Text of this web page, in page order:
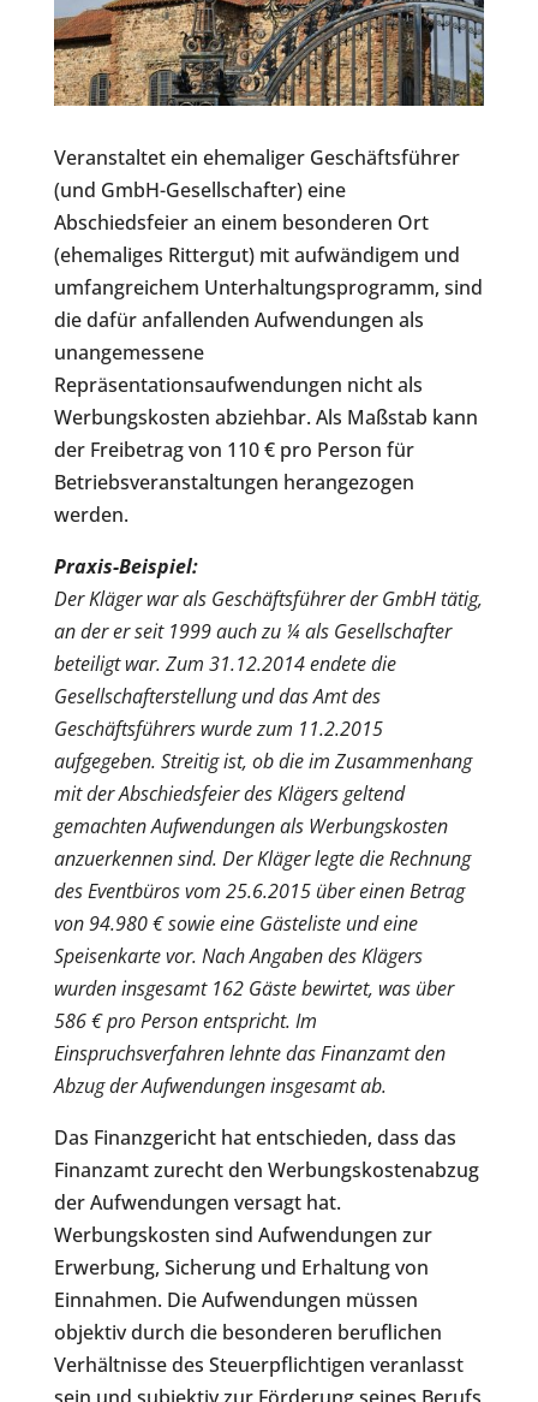
Veranstaltet ein ehemaliger Geschäftsführer
(und GmbH-Gesellschafter) eine
Abschiedsfeier an einem besonderen Ort
(ehemaliges Rittergut) mit aufwändigem und
umfangreichem Unterhaltungsprogramm, sind
die dafür anfallenden Aufwendungen als
unangemessene
Repräsentationsaufwendungen nicht als
Werbungskosten abziehbar. Als Maßstab kann
der Freibetrag von 110 € pro Person für
Betriebsveranstaltungen herangezogen
werden.
Praxis-Beispiel:
Der Kläger war als Geschäftsführer der GmbH tätig,
an der er seit 1999 auch zu ¼ als Gesellschafter
beteiligt war. Zum 31.12.2014 endete die
Gesellschafterstellung und das Amt des
Geschäftsführers wurde zum 11.2.2015
aufgegeben. Streitig ist, ob die im Zusammenhang
mit der Abschiedsfeier des Klägers geltend
gemachten Aufwendungen als Werbungskosten
anzuerkennen sind. Der Kläger legte die Rechnung
des Eventbüros vom 25.6.2015 über einen Betrag
von 94.980 € sowie eine Gästeliste und eine
Speisenkarte vor. Nach Angaben des Klägers
wurden insgesamt 162 Gäste bewirtet, was über
586 € pro Person entspricht. Im
Einspruchsverfahren lehnte das Finanzamt den
Abzug der Aufwendungen insgesamt ab.
Das Finanzgericht hat entschieden, dass das
Finanzamt zurecht den Werbungskostenabzug
der Aufwendungen versagt hat.
Werbungskosten sind Aufwendungen zur
Erwerbung, Sicherung und Erhaltung von
Einnahmen. Die Aufwendungen müssen
objektiv durch die besonderen beruflichen
Verhältnisse des Steuerpflichtigen veranlasst